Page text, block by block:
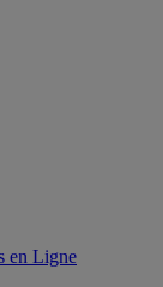
en Ligne